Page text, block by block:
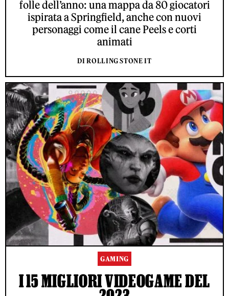
folle dell’anno: una mappa da 80 giocatori
ispirata a Springfield, anche con nuovi
personaggi come il cane Peels e corti
animati
DI ROLLING STONE IT
GAMING
I 15 MIGLIORI VIDEOGAME DEL